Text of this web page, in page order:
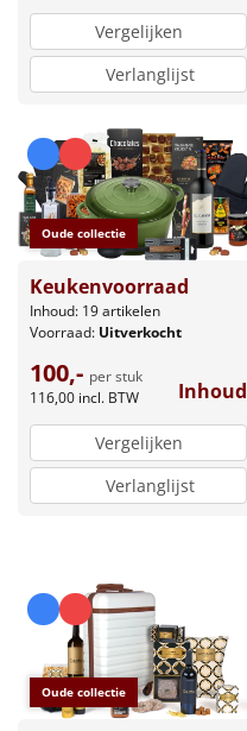
Vergelijken
Verlanglijst
Oude collectie
Keukenvoorraad
Inhoud: 19 artikelen
Voorraad: Uitverkocht
100,- per stuk
116,00 incl. BTW Inhoud
Vergelijken
Verlanglijst
Oude collectie